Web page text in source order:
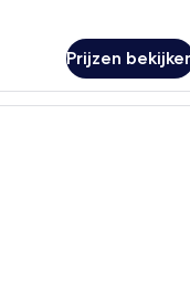
Prijzen
Een hotelkamer met twee